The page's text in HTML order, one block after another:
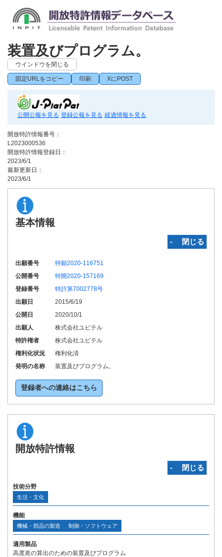
装置及びプログラム。
ウインドウを閉じる
固定URLをコピー 印刷 XにPOST
公開公報を見る 登録公報を見る 経過情報を見る
開放特許情報番号：
L2023000536
開放特許情報登録日：
2023/6/1
最新更新日：
2023/6/1
基本情報
‐ 閉じる
出願番号
特願2020-116751
公開番号
特開2020-157169
登録番号
特許第7002778号
出願日
2015/6/19
公開日
2020/10/1
出願人
株式会社ユピテル
特許権者
株式会社ユピテル
権利化状況
権利化済
発明の名称
装置及びプログラム。
登録者への連絡はこちら
開放特許情報
‐ 閉じる
技術分野
生活・文化
機能
機械・部品の製造 制御・ソフトウェア
適用製品
高度差の算出のための装置及びプログラム